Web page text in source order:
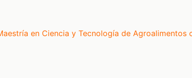
en Ciencia y Tecnología de Agroalimentos